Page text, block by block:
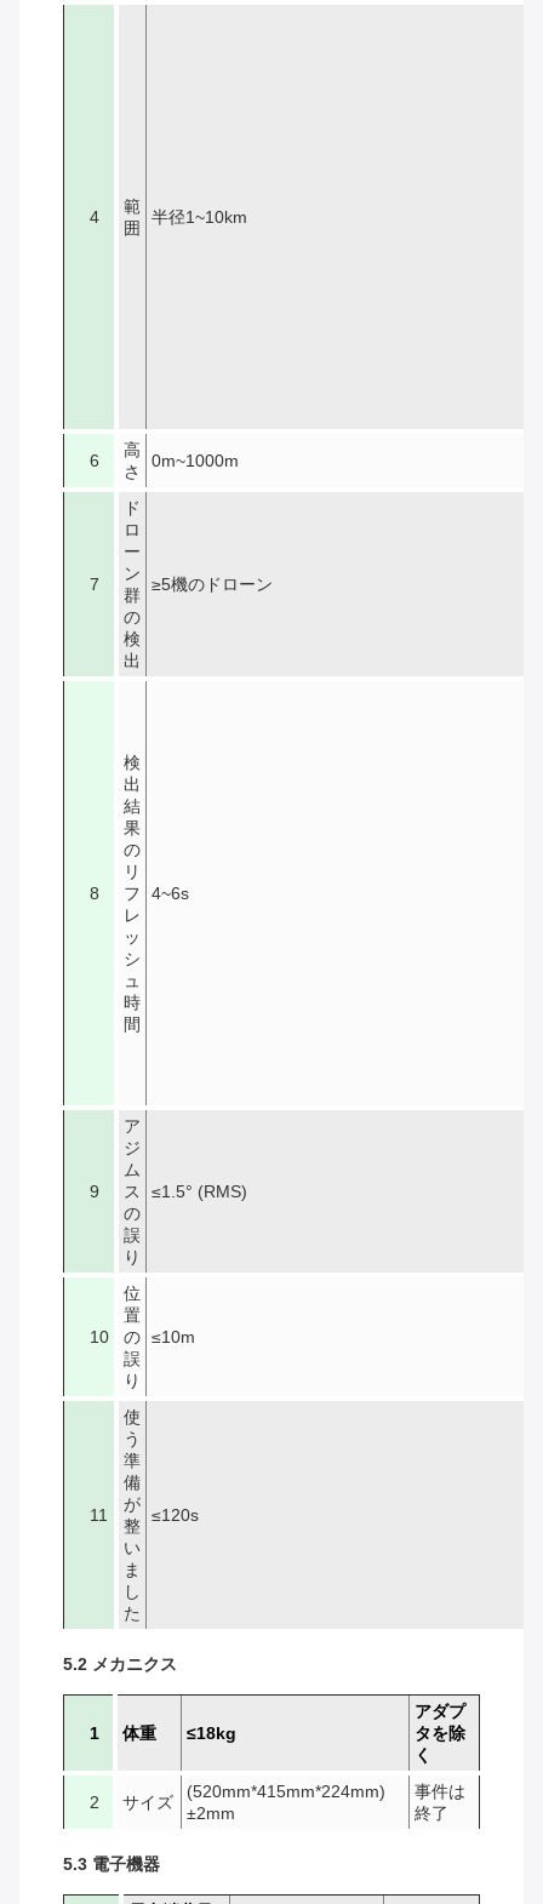
4
範
囲
半径1~10km
6
高
さ
0m~1000m
7
ド
ロ
ー
ン
群
の
検
出
≥5機のドローン
8
検
出
結
果
の
リ
フ
レ
ッ
シ
ュ
時
間
4~6s
9
ア
ジ
ム
ス
の
誤
り
≤1.5° (RMS)
10
位
置
の
誤
り
≤10m
11
使
う
準
備
が
整
い
ま
し
た
≤120s
5.2 メカニクス
1 体重 ≤18kg
アダプ
タを除
く
2 サイズ
(520mm*415mm*224mm)
±2mm
事件は
終了
5.3 電子機器